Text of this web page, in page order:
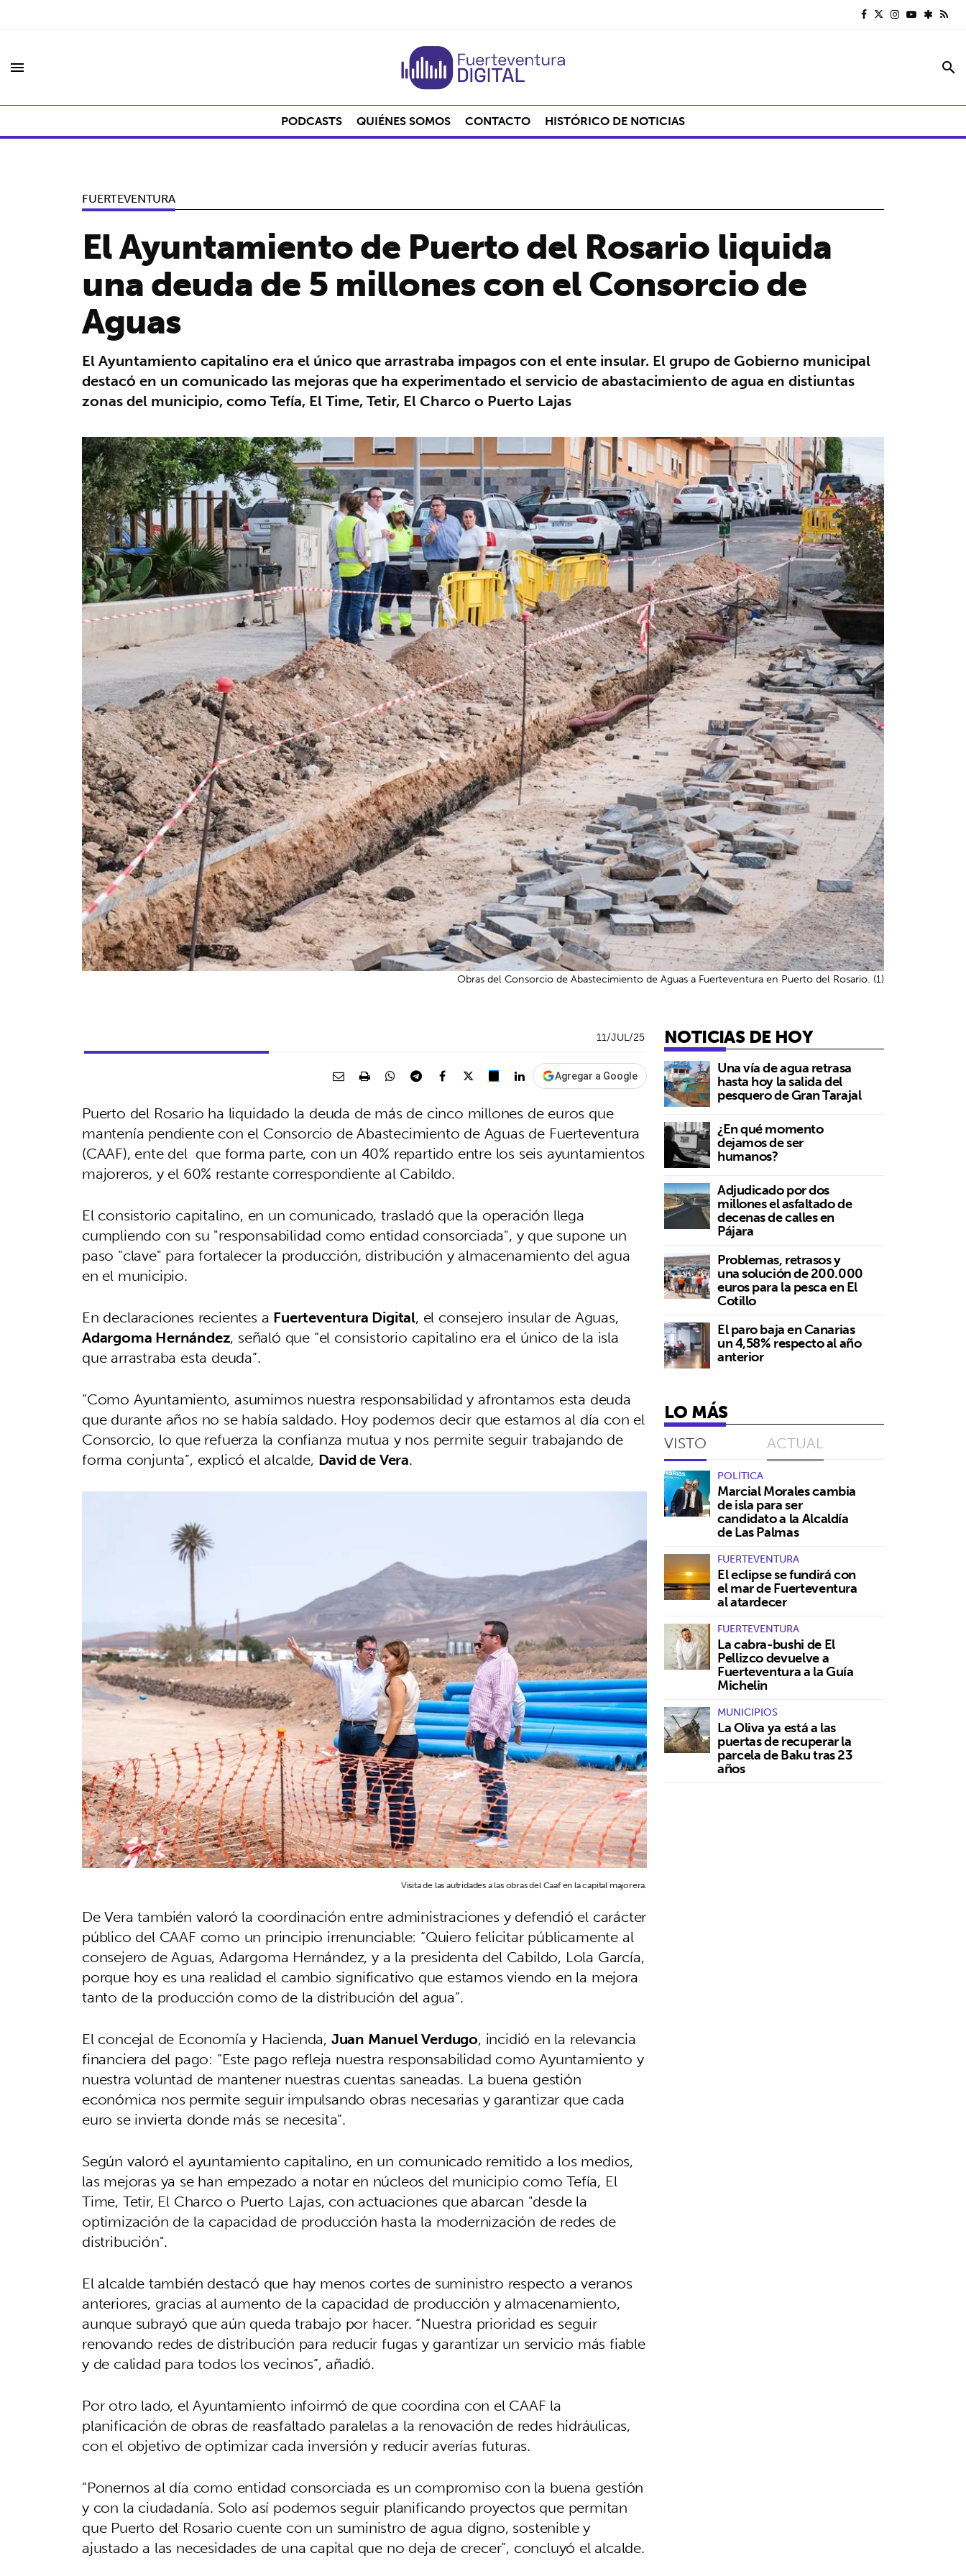
menu search
PODCASTS QUIÉNES SOMOS CONTACTO HISTÓRICO DE NOTICIAS
FUERTEVENTURA
El Ayuntamiento de Puerto del Rosario liquida
una deuda de 5 millones con el Consorcio de
Aguas
El Ayuntamiento capitalino era el único que arrastraba impagos con el ente insular. El grupo de Gobierno municipal
destacó en un comunicado las mejoras que ha experimentado el servicio de abastacimiento de agua en distiuntas
zonas del municipio, como Tefía, El Time, Tetir, El Charco o Puerto Lajas
Obras del Consorcio de Abastecimiento de Aguas a Fuerteventura en Puerto del Rosario. (1)
11/JUL/25
Agregar a Google
Puerto del Rosario ha liquidado la deuda de más de cinco millones de euros que
mantenía pendiente con el Consorcio de Abastecimiento de Aguas de Fuerteventura
(CAAF), ente del que forma parte, con un 40% repartido entre los seis ayuntamientos
majoreros, y el 60% restante correspondiente al Cabildo.
El consistorio capitalino, en un comunicado, trasladó que la operación llega
cumpliendo con su "responsabilidad como entidad consorciada", y que supone un
paso "clave" para fortalecer la producción, distribución y almacenamiento del agua
en el municipio.
En declaraciones recientes a Fuerteventura Digital, el consejero insular de Aguas,
Adargoma Hernández, señaló que “el consistorio capitalino era el único de la isla
que arrastraba esta deuda”.
“Como Ayuntamiento, asumimos nuestra responsabilidad y afrontamos esta deuda
que durante años no se había saldado. Hoy podemos decir que estamos al día con el
Consorcio, lo que refuerza la confianza mutua y nos permite seguir trabajando de
forma conjunta”, explicó el alcalde, David de Vera.
Visita de las autridades a las obras del Caaf en la capital majorera.
De Vera también valoró la coordinación entre administraciones y defendió el carácter
público del CAAF como un principio irrenunciable: “Quiero felicitar públicamente al
consejero de Aguas, Adargoma Hernández, y a la presidenta del Cabildo, Lola García,
porque hoy es una realidad el cambio significativo que estamos viendo en la mejora
tanto de la producción como de la distribución del agua”.
El concejal de Economía y Hacienda, Juan Manuel Verdugo, incidió en la relevancia
financiera del pago: “Este pago refleja nuestra responsabilidad como Ayuntamiento y
nuestra voluntad de mantener nuestras cuentas saneadas. La buena gestión
económica nos permite seguir impulsando obras necesarias y garantizar que cada
euro se invierta donde más se necesita”.
Según valoró el ayuntamiento capitalino, en un comunicado remitido a los medios,
las mejoras ya se han empezado a notar en núcleos del municipio como Tefía, El
Time, Tetir, El Charco o Puerto Lajas, con actuaciones que abarcan "desde la
optimización de la capacidad de producción hasta la modernización de redes de
distribución".
El alcalde también destacó que hay menos cortes de suministro respecto a veranos
anteriores, gracias al aumento de la capacidad de producción y almacenamiento,
aunque subrayó que aún queda trabajo por hacer. “Nuestra prioridad es seguir
renovando redes de distribución para reducir fugas y garantizar un servicio más fiable
y de calidad para todos los vecinos”, añadió.
Por otro lado, el Ayuntamiento infoirmó de que coordina con el CAAF la
planificación de obras de reasfaltado paralelas a la renovación de redes hidráulicas,
con el objetivo de optimizar cada inversión y reducir averías futuras.
“Ponernos al día como entidad consorciada es un compromiso con la buena gestión
y con la ciudadanía. Solo así podemos seguir planificando proyectos que permitan
que Puerto del Rosario cuente con un suministro de agua digno, sostenible y
ajustado a las necesidades de una capital que no deja de crecer”, concluyó el alcalde.
NOTICIAS DE HOY
Una vía de agua retrasa
hasta hoy la salida del
pesquero de Gran Tarajal
¿En qué momento
dejamos de ser
humanos?
Adjudicado por dos
millones el asfaltado de
decenas de calles en
Pájara
Problemas, retrasos y
una solución de 200.000
euros para la pesca en El
Cotillo
El paro baja en Canarias
un 4,58% respecto al año
anterior
LO MÁS
VISTO ACTUAL
POLÍTICA
Marcial Morales cambia
de isla para ser
candidato a la Alcaldía
de Las Palmas
FUERTEVENTURA
El eclipse se fundirá con
el mar de Fuerteventura
al atardecer
FUERTEVENTURA
La cabra-bushi de El
Pellizco devuelve a
Fuerteventura a la Guía
Michelin
MUNICIPIOS
La Oliva ya está a las
puertas de recuperar la
parcela de Baku tras 23
años